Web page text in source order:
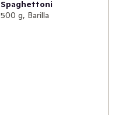
Spaghettoni
500 g, Barilla